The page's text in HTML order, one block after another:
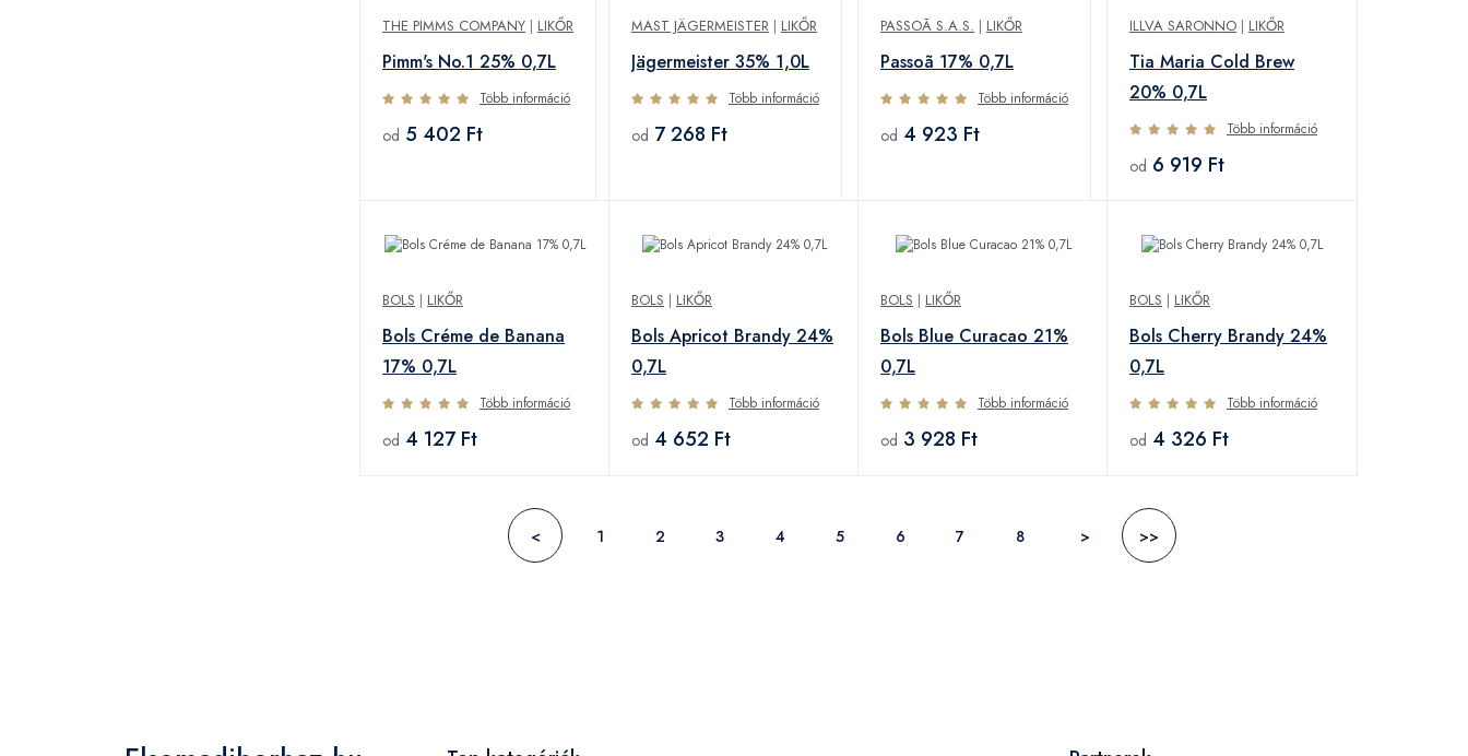
THE PIMMS COMPANY | LIKŐR
Pimm's No.1 25% 0,7L
Több információ
od 5 402 Ft
MAST JÄGERMEISTER | LIKŐR
Jägermeister 35% 1,0L
Több információ
od 7 268 Ft
PASSOÃ S.A.S. | LIKŐR
Passoã 17% 0,7L
Több információ
od 4 923 Ft
ILLVA SARONNO | LIKŐR
Tia Maria Cold Brew
20% 0,7L
Több információ
od 6 919 Ft
BOLS | LIKŐR
Bols Créme de Banana
17% 0,7L
Több információ
od 4 127 Ft
BOLS | LIKŐR
Bols Apricot Brandy 24%
0,7L
Több információ
od 4 652 Ft
BOLS | LIKŐR
Bols Blue Curacao 21%
0,7L
Több információ
od 3 928 Ft
BOLS | LIKŐR
Bols Cherry Brandy 24%
0,7L
Több információ
od 4 326 Ft
< 1 2 3 4 5 6 7 8 > >>